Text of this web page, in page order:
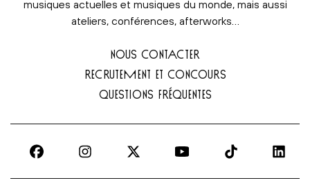
musiques actuelles et musiques du monde, mais aussi
ateliers, conférences, afterworks…
NOUS CONTACTER
RECRUTEMENT ET CONCOURS
QUESTIONS FRÉQUENTES